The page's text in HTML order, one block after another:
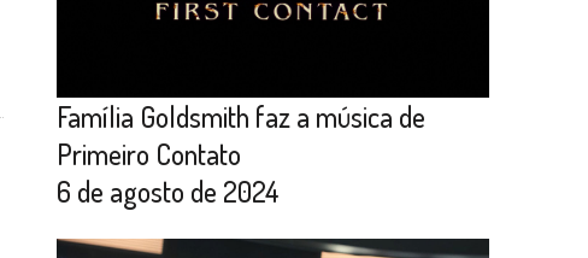
Família Goldsmith faz a música de
Primeiro Contato
6 de agosto de 2024